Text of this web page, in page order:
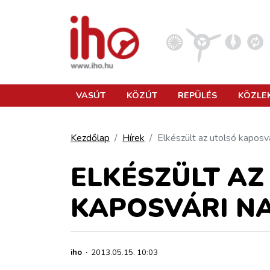
KÖZLEKEDÉSFEJLESZTÉS
ELLÁTÁSI LÁNC
VASÚT KÖZÚT REPÜLÉS
Kezdőlap Hírek Elkészült az utolsó
ELKÉSZÜLT
KAPOSVÁRI
iho · 2013.05.15. 10:03